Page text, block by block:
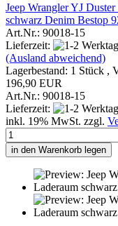
Jeep Wrangler YJ
schwarz Denim Bestop
Art.Nr.: 90018-15
Lieferzeit:
(Ausland abweichend)
Lagerbestand: 1 Stück ,
196,90 EUR
Art.Nr.: 90018-15
Lieferzeit:
inkl. 19% MwSt. zzgl.
in den Warenkorb legen